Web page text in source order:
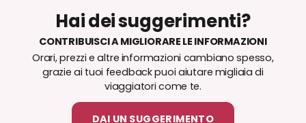
Hai dei suggerimenti?
CONTRIBUISCI A MIGLIORARE LE INFORMAZIONI
Orari, prezzi e altre informazioni cambiano spesso,
grazie ai tuoi feedback puoi aiutare migliaia di
viaggiatori come te.
DAI UN SUGGERIMENTO